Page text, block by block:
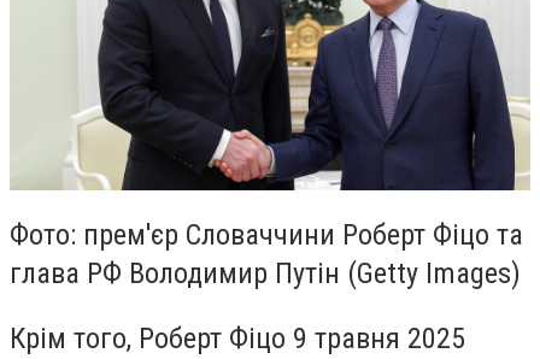
Фото: прем'єр Словаччини Роберт Фіцо та
глава РФ Володимир Путін (Getty Images)
Крім того, Роберт Фіцо 9 травня 2025